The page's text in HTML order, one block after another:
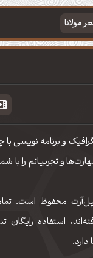
مولانا
و برنامه نویسی
و تجربیاتم را با
محفوظ است.
استفاده